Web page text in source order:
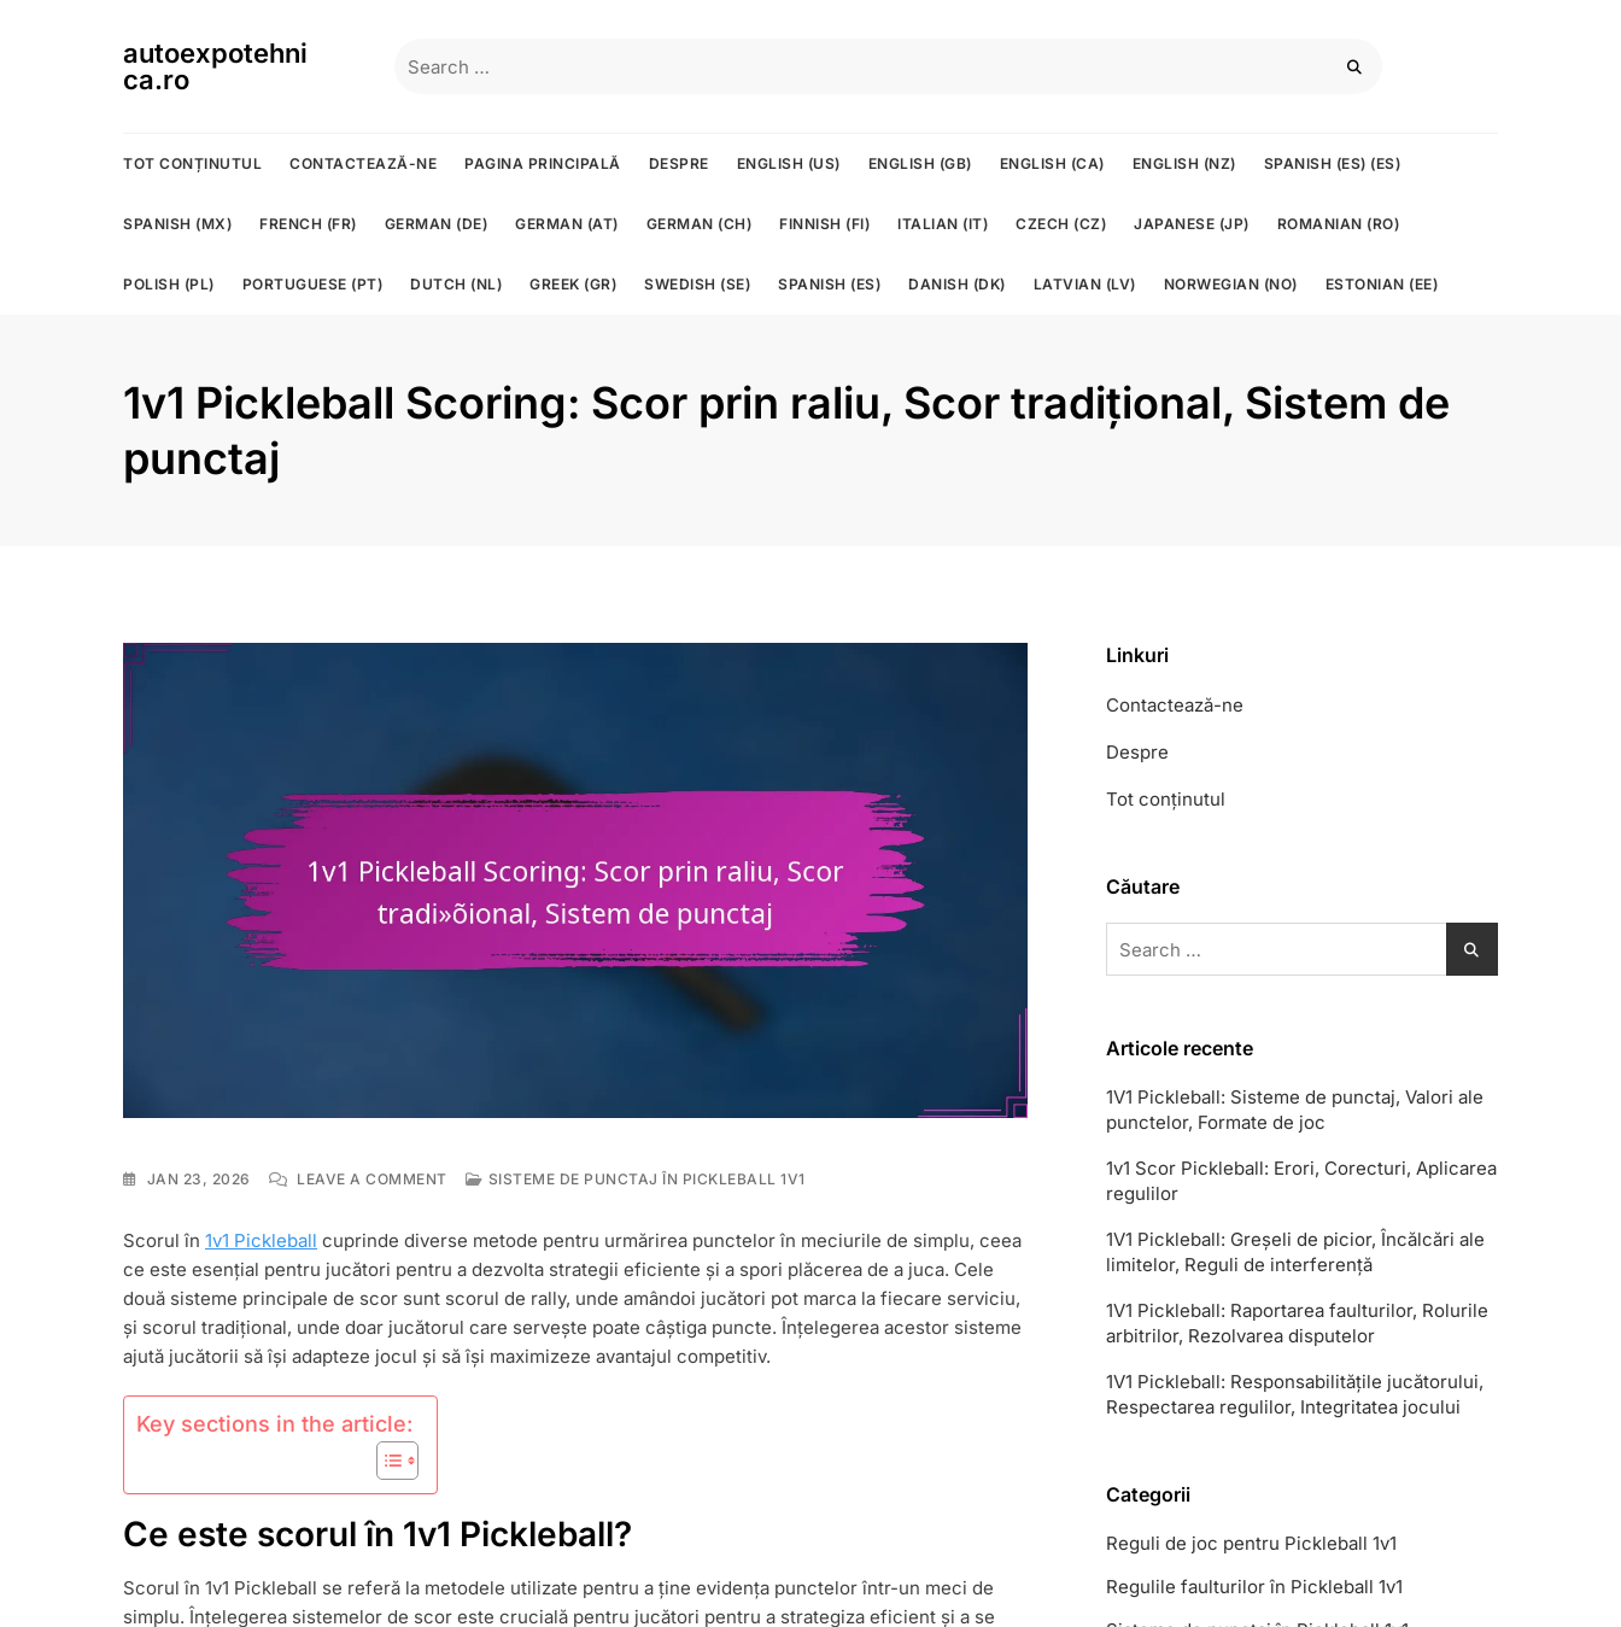
autoexpotehni
ca.ro
for:
TOT CONȚINUTUL CONTACTEAZĂ-NE PAGINA PRINCIPALĂ DESPRE ENGLISH (US) ENGLISH (GB) ENGLISH (CA) ENGLISH (NZ) SPANISH (ES) (ES)
SPANISH (MX) FRENCH (FR) GERMAN (DE) GERMAN (AT) GERMAN (CH) FINNISH (FI) ITALIAN (IT) CZECH (CZ) JAPANESE (JP) ROMANIAN (RO)
POLISH (PL) PORTUGUESE (PT) DUTCH (NL) GREEK (GR) SWEDISH (SE) SPANISH (ES) DANISH (DK) LATVIAN (LV) NORWEGIAN (NO) ESTONIAN (EE)
1v1 Pickleball Scoring: Scor prin raliu, Scor tradițional, Sistem de
punctaj
JAN 23, 2026 LEAVE A COMMENTON
SCORING:
SCOR
PRIN
SCOR
TRADIȚIONAL,
SISTEME DE PUNCTAJ ÎN PICKLEBALL 1V1
Scorul în 1v1 Pickleball cuprinde diverse metode pentru urmărirea punctelor în meciurile de simplu, ceea
ce este esențial pentru jucători pentru a dezvolta strategii eficiente și a spori plăcerea de a juca. Cele
două sisteme principale de scor sunt scorul de rally, unde amândoi jucători pot marca la fiecare serviciu,
și scorul tradițional, unde doar jucătorul care servește poate câștiga puncte. Înțelegerea acestor sisteme
ajută jucătorii să își adapteze jocul și să își maximizeze avantajul competitiv.
Key sections in the article:
Ce este scorul în 1v1 Pickleball?
Scorul în 1v1 Pickleball se referă la metodele utilizate pentru a ține evidența punctelor într-un meci de
simplu. Înțelegerea sistemelor de scor este crucială pentru jucători pentru a strategiza eficient și a se
Linkuri
Contactează-ne
Despre
Tot conținutul
Căutare
for:
Articole recente
1V1 Pickleball: Sisteme de punctaj, Valori ale
punctelor, Formate de joc
1v1 Scor Pickleball: Erori, Corecturi, Aplicarea
regulilor
1V1 Pickleball: Greșeli de picior, Încălcări ale
limitelor, Reguli de interferență
1V1 Pickleball: Raportarea faulturilor, Rolurile
arbitrilor, Rezolvarea disputelor
1V1 Pickleball: Responsabilitățile jucătorului,
Respectarea regulilor, Integritatea jocului
Categorii
Reguli de joc pentru Pickleball 1v1
Regulile faulturilor în Pickleball 1v1